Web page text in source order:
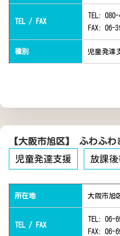
TEL / FAX
TEL:
FAX: 06-
種別 児童発達
【大阪市旭区】 ふわふわ
児童発達支援
放課
所在地 大阪市旭
TEL / FAX
TEL: 06-
FAX: 06-